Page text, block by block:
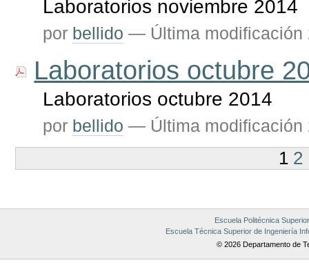
Laboratorios noviembre 2014
por bellido — Última modificación
Laboratorios octubre
Laboratorios octubre 2014
por bellido — Última modificación
1 2
Escuela Politécnica Superior
Escuela Técnica Superior de Ingeniería
© 2026 Departamento de